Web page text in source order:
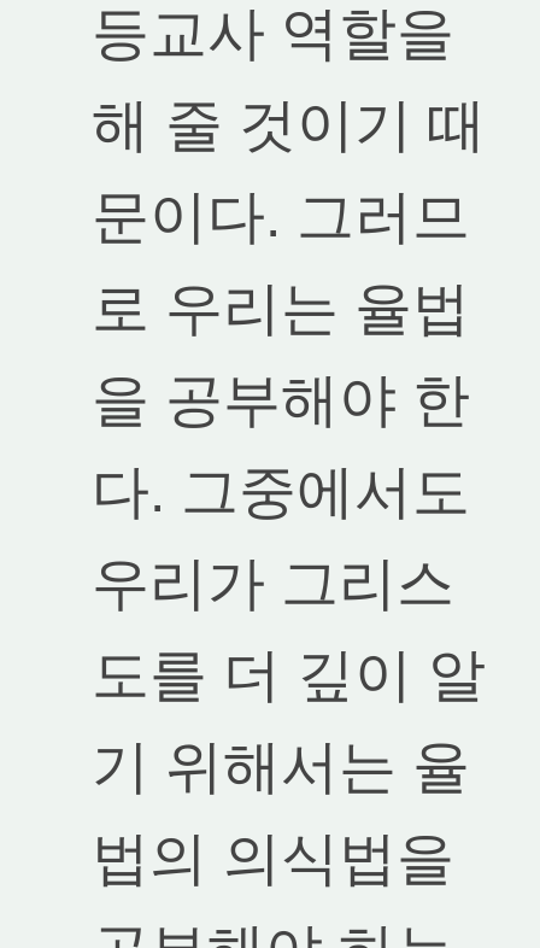
등교사 역할을
해 줄 것이기 때
문이다. 그러므
로 우리는 율법
을 공부해야 한
다. 그중에서도
우리가 그리스
도를 더 깊이 알
기 위해서는 율
법의 의식법을